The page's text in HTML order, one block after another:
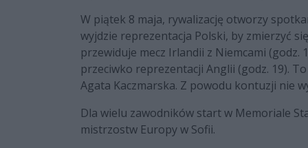
W piątek 8 maja, rywalizację otworzy
wyjdzie reprezentacja Polski, by zmierzyć
przewiduje mecz Irlandii z Niemcami (godz.
przeciwko reprezentacji Anglii (godz. 19).
Agata Kaczmarska. Z powodu kontuzji nie
Dla wielu zawodników start w Memoriale
mistrzostw Europy w Sofii.